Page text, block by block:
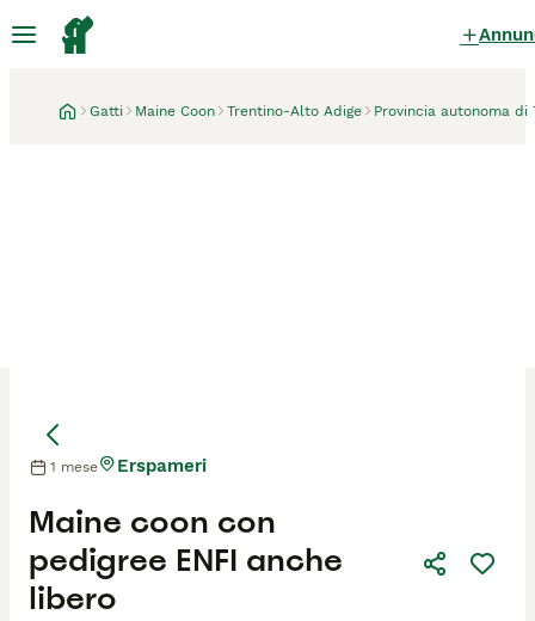
Gatti Maine Coon Trentino-Alto Adige Provincia autonoma di
Maine coon con
pedigree ENFI anche
libero
1 mese Erspameri